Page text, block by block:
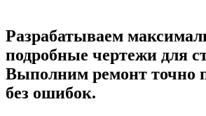
Разрабатываем
подробные чертежи для
Выполним ремонт точно
без ошибок.